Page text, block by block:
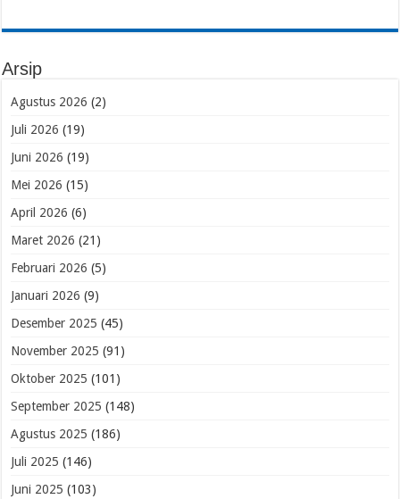
Arsip
Agustus 2026 (2)
Juli 2026 (19)
Juni 2026 (19)
Mei 2026 (15)
April 2026 (6)
Maret 2026 (21)
Februari 2026 (5)
Januari 2026 (9)
Desember 2025 (45)
November 2025 (91)
Oktober 2025 (101)
September 2025 (148)
Agustus 2025 (186)
Juli 2025 (146)
Juni 2025 (103)